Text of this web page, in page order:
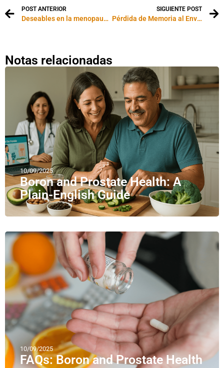
POST ANTERIOR
Deseables en la menopausia
SIGUIENTE POST
Pérdida de Memoria al Envejecer: ¿Qué es normal y qué no lo es?
Notas relacionadas
10/09/2025
Boron and Prostate Health: A
Plain-English Guide
10/09/2025
FAQs: Boron and Prostate Health